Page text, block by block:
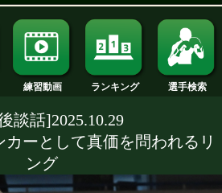
果 練習動画 ランキング
後談話]2025.10.29